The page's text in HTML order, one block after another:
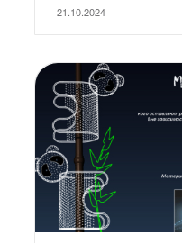
21.10.2024